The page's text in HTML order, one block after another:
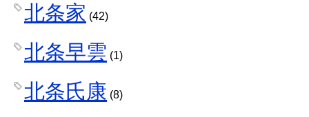
北条家 (42)
北条早雲 (1)
北条氏康 (8)